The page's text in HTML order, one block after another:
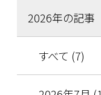
2026年の記事
すべて (7)